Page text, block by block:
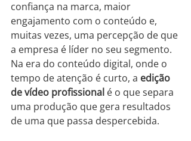
confiança na marca, maior
engajamento com o conteúdo e,
muitas vezes, uma percepção de que
a empresa é líder no seu segmento.
Na era do conteúdo digital, onde o
tempo de atenção é curto, a edição
de vídeo profissional é o que separa
uma produção que gera resultados
de uma que passa despercebida.